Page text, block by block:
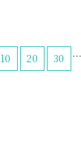
10 20 30 ...